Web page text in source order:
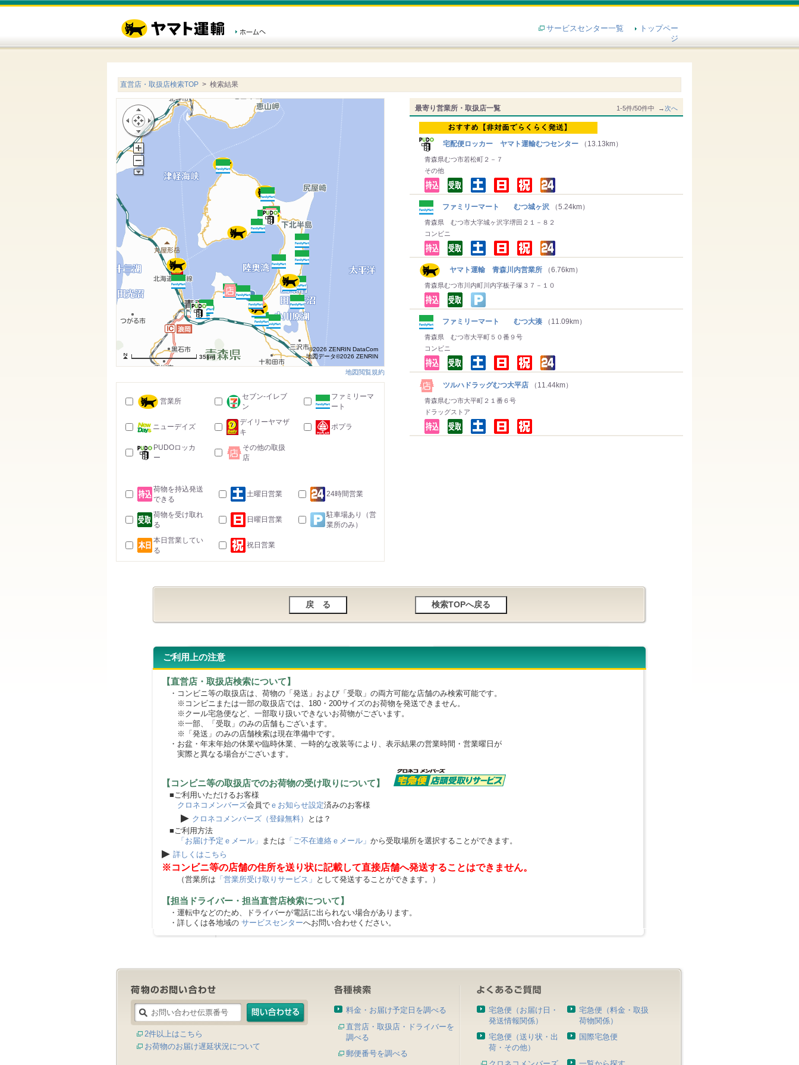
サービスセンター一覧
トップペー
ジ
直営店・取扱店検索TOP > 検索結果
最寄り営業所・取扱店一覧 1-5件/50件中 →次へ
宅配便ロッカー ヤマト運輸むつセンター （13.13km）
青森県むつ市若松町２－７
その他
ファミリーマート むつ城ヶ沢 （5.24km）
青森県 むつ市大字城ヶ沢字堺田２１－８２
コンビニ
ヤマト運輸 青森川内営業所 （6.76km）
青森県むつ市川内町川内字板子塚３７－１０
ファミリーマート むつ大湊 （11.09km）
青森県 むつ市大平町５０番９号
コンビニ
ツルハドラッグむつ大平店 （11.44km）
青森県むつ市大平町２１番６号
ドラッグストア
35km
©2026 ZENRIN DataCom
地図データ©2026 ZENRIN
地図閲覧規約
営業所
セブン-イレブ
ン
ファミリーマ
ート
ニューデイズ
デイリーヤマザ
キ
ポプラ
PUDOロッカ
ー
その他の取扱
店
荷物を持込発送
できる
土曜日営業 24時間営業
荷物を受け取れ
る
日曜日営業
駐車場あり（営
業所のみ）
本日営業してい
る
祝日営業
ご利用上の注意
【直営店・取扱店検索について】
・コンビニ等の取扱店は、荷物の「発送」および「受取」の両方可能な店舗のみ検索可能です。
※コンビニまたは一部の取扱店では、180・200サイズのお荷物を発送できません。
※クール宅急便など、一部取り扱いできないお荷物がございます。
※一部、「受取」のみの店舗もございます。
※「発送」のみの店舗検索は現在準備中です。
・お盆・年末年始の休業や臨時休業、一時的な改装等により、表示結果の営業時間・営業曜日が
実際と異なる場合がございます。
【コンビニ等の取扱店でのお荷物の受け取りについて】
■ご利用いただけるお客様
クロネコメンバーズ会員で ｅお知らせ設定済みのお客様
▶ クロネコメンバーズ（登録無料）
とは？
■ご利用方法
「お届け予定ｅメール」 または 「ご不在連絡ｅメール」 から受取場所を選択することができます。
▶ 詳しくはこちら
※コンビニ等の店舗の住所を送り状に記載して直接店舗へ発送することはできません。
（営業所は 「営業所受け取りサービス」 として発送することができます。）
【担当ドライバー・担当直営店検索について】
・運転中などのため、ドライバーが電話に出られない場合があります。
・詳しくは各地域の サービスセンターへお問い合わせください。
2件以上はこちら
お荷物のお届け遅延状況について
料金・お届け予定日を調べる
直営店・取扱店・ドライバーを
調べる
郵便番号を調べる
宅急便（お届け日・
発送情報関係）
宅急便（料金・取扱
荷物関係）
宅急便（送り状・出
荷・その他）
国際宅急便